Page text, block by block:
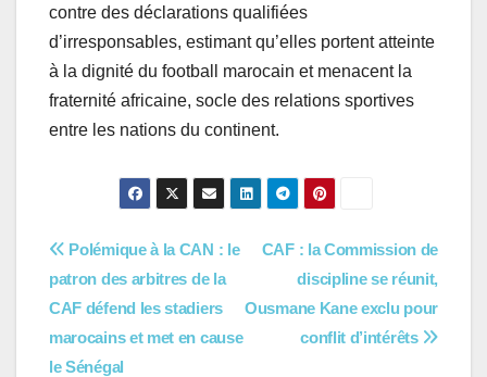
contre des déclarations qualifiées
d’irresponsables, estimant qu’elles portent atteinte
à la dignité du football marocain et menacent la
fraternité africaine, socle des relations sportives
entre les nations du continent.
Navigation
de
l’article
CAF : la Commission de
discipline se réunit,
Ousmane Kane exclu pour
conflit d’intérêts
Polémique à la CAN : le
patron des arbitres de la
CAF défend les stadiers
marocains et met en cause
le Sénégal